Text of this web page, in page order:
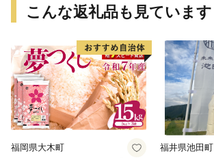
こんな返礼品も見ています
福岡県大木町 福井県池田町